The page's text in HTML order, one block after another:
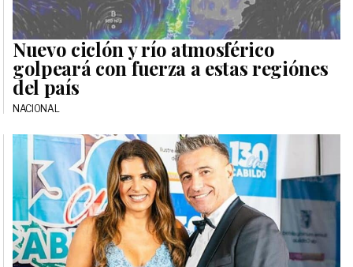
Nuevo ciclón y río atmosférico
golpeará con fuerza a estas regiónes
del país
NACIONAL